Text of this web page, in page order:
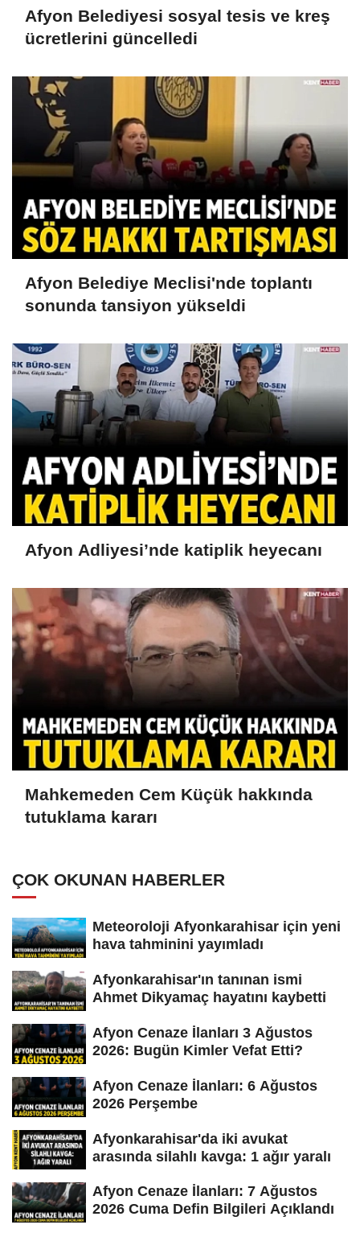
Afyon Belediyesi sosyal tesis ve kreş
ücretlerini güncelledi
Afyon Belediye Meclisi'nde toplantı
sonunda tansiyon yükseldi
Afyon Adliyesi’nde katiplik heyecanı
Mahkemeden Cem Küçük hakkında
tutuklama kararı
ÇOK OKUNAN HABERLER
Meteoroloji Afyonkarahisar için yeni
hava tahminini yayımladı
Afyonkarahisar'ın tanınan ismi
Ahmet Dikyamaç hayatını kaybetti
Afyon Cenaze İlanları 3 Ağustos
2026: Bugün Kimler Vefat Etti?
Afyon Cenaze İlanları: 6 Ağustos
2026 Perşembe
Afyonkarahisar'da iki avukat
arasında silahlı kavga: 1 ağır yaralı
Afyon Cenaze İlanları: 7 Ağustos
2026 Cuma Defin Bilgileri Açıklandı